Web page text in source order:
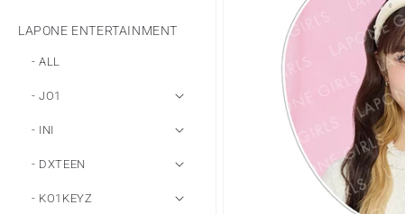
LAPONE ENTERTAINMENT
- ALL
- JO1
- INI
- DXTEEN
- KO1KEYZ